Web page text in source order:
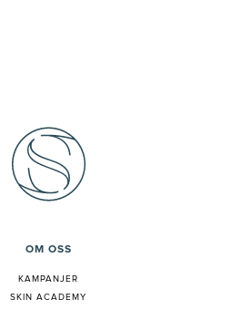
OM OSS
KAMPANJER
SKIN ACADEMY